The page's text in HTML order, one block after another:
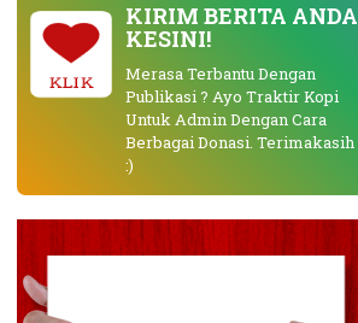
KLIK
KIRIM BERITA ANDA
KESINI!
Merasa Terbantu Dengan
Publikasi ? Ayo Traktir Kopi
Untuk Admin Dengan Cara
Berbagai Donasi. Terimakasih
:)